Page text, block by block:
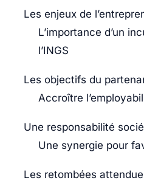
Les enjeux de
L’importance d’un
l’INGS
Les objectifs du
Accroître
Une responsabilité
Une synergie pour
Les retombées